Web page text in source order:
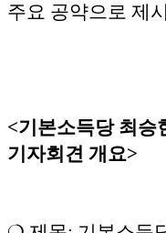
주요 공약으로 제
<기본소득당 최승
기자회견 개요>